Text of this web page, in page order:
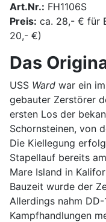
Art.Nr.: FH1106S
Preis: ca. 28,- € für
20,- €)
Das
USS Ward war ein
gebauter Zerstörer
ersten Los der
Schornsteinen, von
Die Kiellegung
Stapellauf bereits
Mare Island in
Bauzeit wurde der
Allerdings nahm DD-
Kampfhandlungen